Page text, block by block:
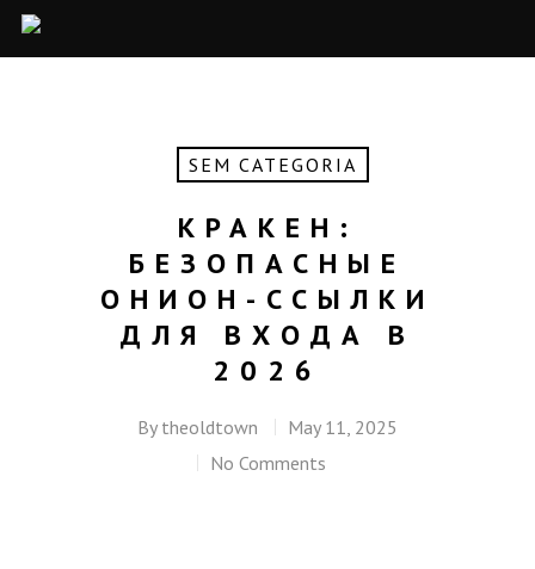
SEM CATEGORIA
КРАКЕН:
БЕЗОПАСНЫЕ
ОНИОН-ССЫЛКИ
ДЛЯ ВХОДА В
2026
By theoldtown
May 11, 2025
No Comments